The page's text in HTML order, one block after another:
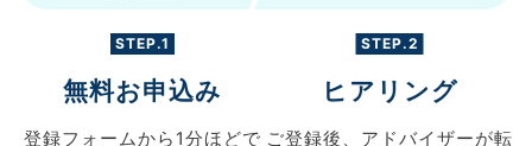
STEP.1
無料お申込み
登録フォームから 1分ほどで
STEP.2
ヒアリング
ご登録後、 アドバイザーが転